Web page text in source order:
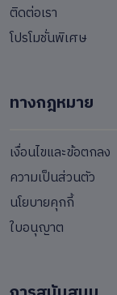
ติดต่อเรา
โปรโมชั่นพิเศษ
ทางกฎหมาย
เงื่อนไขและข้อตกลง
ความเป็นส่วนตัว
นโยบายคุกกี้
ใบอนุญาต